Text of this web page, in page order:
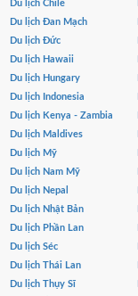
Du lịch Chile
Du lịch Đan Mạch
Du lịch Đức
Du lịch Hawaii
Du lịch Hungary
Du lịch Indonesia
Du lịch Kenya - Zambia
Du lịch Maldives
Du lịch Mỹ
Du lịch Nam Mỹ
Du lịch Nepal
Du lịch Nhật Bản
Du lịch Phần Lan
Du lịch Séc
Du lịch Thái Lan
Du lịch Thụy Sĩ